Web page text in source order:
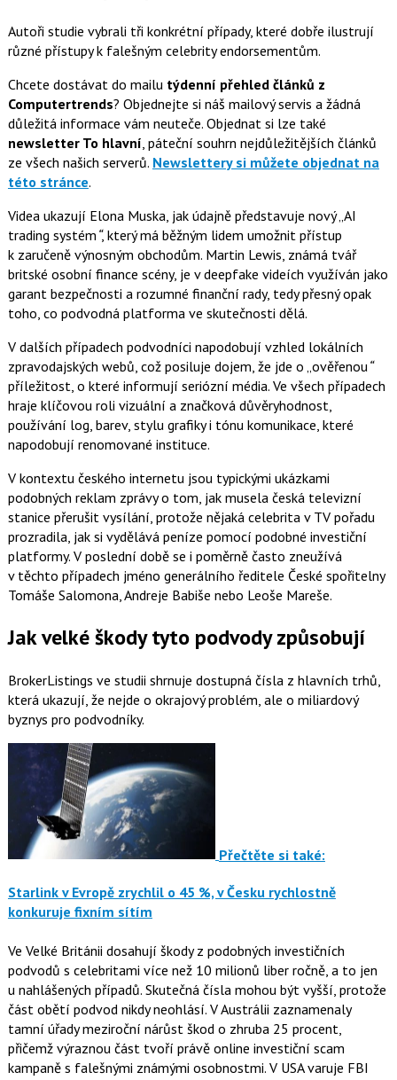
Autoři studie vybrali tři konkrétní případy, které dobře ilustrují
různé přístupy k falešným celebrity endorsementům.
Chcete dostávat do mailu týdenní přehled článků z
Computertrends? Objednejte si náš mailový servis a žádná
důležitá informace vám neuteče. Objednat si lze také
newsletter To hlavní , páteční souhrn nejdůležitějších článků
ze všech našich serverů. Newslettery si můžete objednat na
této stránce.
Videa ukazují Elona Muska, jak údajně představuje nový „AI
trading systém “, který má běžným lidem umožnit přístup
k zaručeně výnosným obchodům. Martin Lewis, známá tvář
britské osobní finance scény, je v deepfake videích využíván jako
garant bezpečnosti a rozumné finanční rady, tedy přesný opak
toho, co podvodná platforma ve skutečnosti dělá.
V dalších případech podvodníci napodobují vzhled lokálních
zpravodajských webů, což posiluje dojem, že jde o „ověřenou “
příležitost, o které informují seriózní média. Ve všech případech
hraje klíčovou roli vizuální a značková důvěryhodnost,
používání log, barev, stylu grafiky i tónu komunikace, které
napodobují renomované instituce.
V kontextu českého internetu jsou typickými ukázkami
podobných reklam zprávy o tom, jak musela česká televizní
stanice přerušit vysílání, protože nějaká celebrita v TV pořadu
prozradila, jak si vydělává peníze pomocí podobné investiční
platformy. V poslední době se i poměrně často zneužívá
v těchto případech jméno generálního ředitele České spořitelny
Tomáše Salomona, Andreje Babiše nebo Leoše Mareše.
Jak velké škody tyto podvody způsobují
BrokerListings ve studii shrnuje dostupná čísla z hlavních trhů,
která ukazují, že nejde o okrajový problém, ale o miliardový
byznys pro podvodníky.
Přečtěte si také:
Starlink v Evropě zrychlil o 45 %, v Česku rychlostně
konkuruje fixním sítím
Ve Velké Británii dosahují škody z podobných investičních
podvodů s celebritami více než 10 milionů liber ročně, a to jen
u nahlášených případů. Skutečná čísla mohou být vyšší, protože
část obětí podvod nikdy neohlásí. V Austrálii zaznamenaly
tamní úřady meziroční nárůst škod o zhruba 25 procent,
přičemž výraznou část tvoří právě online investiční scam
kampaně s falešnými známými osobnostmi. V USA varuje FBI